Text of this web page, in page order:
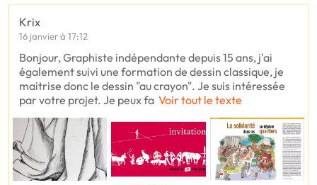
Krix
16 janvier à 17:12
Bonjour, Graphiste indépendante depuis 15 ans, j'ai
également suivi une formation de dessin classique, je
maitrise donc le dessin "au crayon". Je suis intéressée
par votre projet. Je peux fa Voir tout le texte